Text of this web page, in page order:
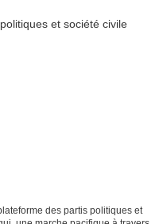
des partis politiques et